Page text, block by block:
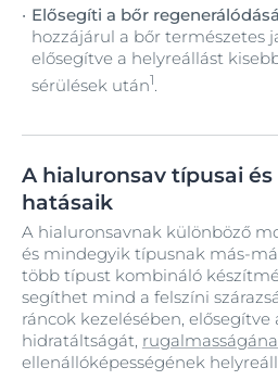
Elősegíti a bőr
hozzájárul a bőr természetes
elősegítve a helyreállást
sérülések után1.
A hialuronsav típusai
hatásaik
A hialuronsavnak különböző
és mindegyik típusnak más-
több típust kombináló
segíthet mind a felszíni
ráncok kezelésében, elősegítve
hidratáltságát,
ellenállóképességének